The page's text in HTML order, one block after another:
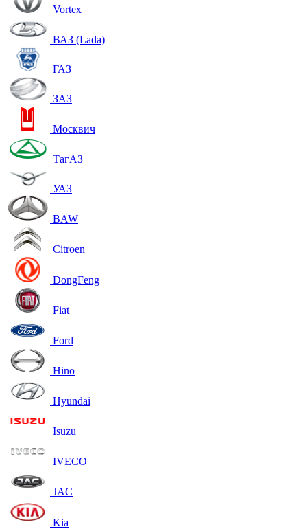
Vortex
ВАЗ (Lada)
ГАЗ
ЗАЗ
Москвич
ТагАЗ
УАЗ
BAW
Citroen
DongFeng
Fiat
Ford
Hino
Hyundai
Isuzu
IVECO
JAC
Kia